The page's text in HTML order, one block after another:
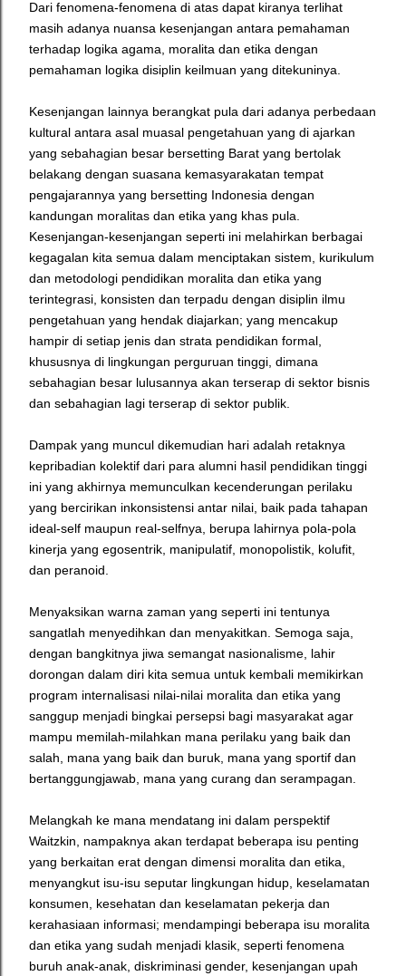
Dari fenomena-fenomena di atas dapat kiranya terlihat
masih adanya nuansa kesenjangan antara pemahaman
terhadap logika agama, moralita dan etika dengan
pemahaman logika disiplin keilmuan yang ditekuninya.
Kesenjangan lainnya berangkat pula dari adanya perbedaan
kultural antara asal muasal pengetahuan yang di ajarkan
yang sebahagian besar bersetting Barat yang bertolak
belakang dengan suasana kemasyarakatan tempat
pengajarannya yang bersetting Indonesia dengan
kandungan moralitas dan etika yang khas pula.
Kesenjangan-kesenjangan seperti ini melahirkan berbagai
kegagalan kita semua dalam menciptakan sistem, kurikulum
dan metodologi pendidikan moralita dan etika yang
terintegrasi, konsisten dan terpadu dengan disiplin ilmu
pengetahuan yang hendak diajarkan; yang mencakup
hampir di setiap jenis dan strata pendidikan formal,
khususnya di lingkungan perguruan tinggi, dimana
sebahagian besar lulusannya akan terserap di sektor bisnis
dan sebahagian lagi terserap di sektor publik.
Dampak yang muncul dikemudian hari adalah retaknya
kepribadian kolektif dari para alumni hasil pendidikan tinggi
ini yang akhirnya memunculkan kecenderungan perilaku
yang bercirikan inkonsistensi antar nilai, baik pada tahapan
ideal-self maupun real-selfnya, berupa lahirnya pola-pola
kinerja yang egosentrik, manipulatif, monopolistik, kolufit,
dan peranoid.
Menyaksikan warna zaman yang seperti ini tentunya
sangatlah menyedihkan dan menyakitkan. Semoga saja,
dengan bangkitnya jiwa semangat nasionalisme, lahir
dorongan dalam diri kita semua untuk kembali memikirkan
program internalisasi nilai-nilai moralita dan etika yang
sanggup menjadi bingkai persepsi bagi masyarakat agar
mampu memilah-milahkan mana perilaku yang baik dan
salah, mana yang baik dan buruk, mana yang sportif dan
bertanggungjawab, mana yang curang dan serampagan.
Melangkah ke mana mendatang ini dalam perspektif
Waitzkin, nampaknya akan terdapat beberapa isu penting
yang berkaitan erat dengan dimensi moralita dan etika,
menyangkut isu-isu seputar lingkungan hidup, keselamatan
konsumen, kesehatan dan keselamatan pekerja dan
kerahasiaan informasi; mendampingi beberapa isu moralita
dan etika yang sudah menjadi klasik, seperti fenomena
buruh anak-anak, diskriminasi gender, kesenjangan upah